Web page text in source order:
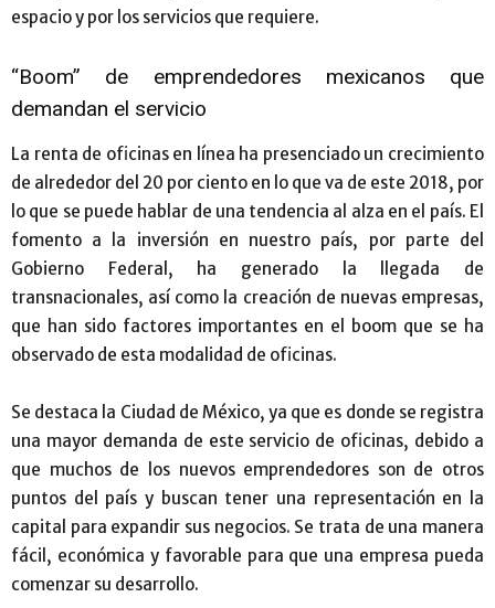
espacio y por los servicios que requiere.
“Boom” de emprendedores mexicanos que
demandan el servicio
La renta de oficinas en línea ha presenciado un crecimiento
de alrededor del 20 por ciento en lo que va de este 2018, por
lo que se puede hablar de una tendencia al alza en el país. El
fomento a la inversión en nuestro país, por parte del
Gobierno Federal, ha generado la llegada de
transnacionales, así como la creación de nuevas empresas,
que han sido factores importantes en el boom que se ha
observado de esta modalidad de oficinas.
Se destaca la Ciudad de México, ya que es donde se registra
una mayor demanda de este servicio de oficinas, debido a
que muchos de los nuevos emprendedores son de otros
puntos del país y buscan tener una representación en la
capital para expandir sus negocios. Se trata de una manera
fácil, económica y favorable para que una empresa pueda
comenzar su desarrollo.